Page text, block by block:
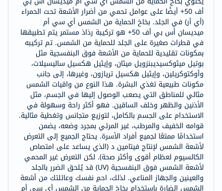
أف 50+ أيضًا على عوامل تحمي من أضرار الأشعة تحت الحمراء
(أي أر) في الجلد. بخاخ الحماية من الشمس أي سي أم
ميديسان أس بي أف 50+ هو تركيبة رذاذ مستمر يتم تطبيقها
في قطرات صغيرة على الجلد للحماية من الشمس. تم تركيبه
بمكونات تقليدية للحماية من الأشعة فوق البنفسجية مثل
بوتيل ميثوكسيديبنزويل ميثان، وإيثيل هكسيل ساليسيلات،
وأوكتوكريلين، وإيثيل هكسيل تريازون، وغيرها، إلى جانب
مكونات طبيعية تغذي البشرة. هذا النوع من واقيات الشمس
مثالي للمناطق التي يصعب الوصول إليها في الجسم، مثل
الأذنين والظهر وخلف الساقين. فهو أكثر راحة وسهولة في
الاستخدام على الجسم بالكامل، لتوزيع متجانس وتغطية مثالية.
قوامه الخفيف والمرطب، غير المرئي بمجرد وضعه، يضمن
استخدامًا ممتعًا لجميع أفراد الأسرة. يحتاج الجميع إلى التعرض
لأشعة الشمس لإنتاج فيتامين د (الذي يساعد على امتصاص
الكالسيوم لعظام أقوى وأكثر صحة). لكن التعرض غير المحمي
لأشعة الشمس فوق البنفسجية (UV) قد يُلحق الضرر بالجلد
والعينين والجهاز المناعي. لذلك، احمِ نفسك وعائلتك من أشعة
الشمس الضارة باستخدام بخاخ الحماية من الشمس أي سي أم